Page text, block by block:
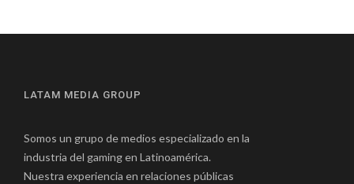
LATAM MEDIA GROUP
Somos un grupo de medios especializado en la
industria del gaming en Latinoamérica.
Nuestra experiencia en relaciones públicas